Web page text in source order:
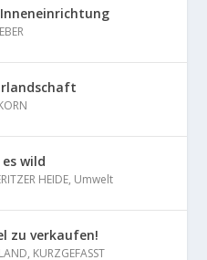
wild
HEIDE, Umwelt
zu verkaufen!
, KURZGEFASST